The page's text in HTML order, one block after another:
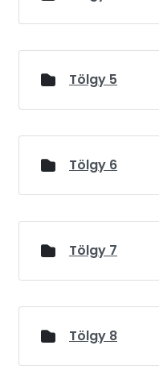
Tölgy 5
Tölgy 6
Tölgy 7
Tölgy 8